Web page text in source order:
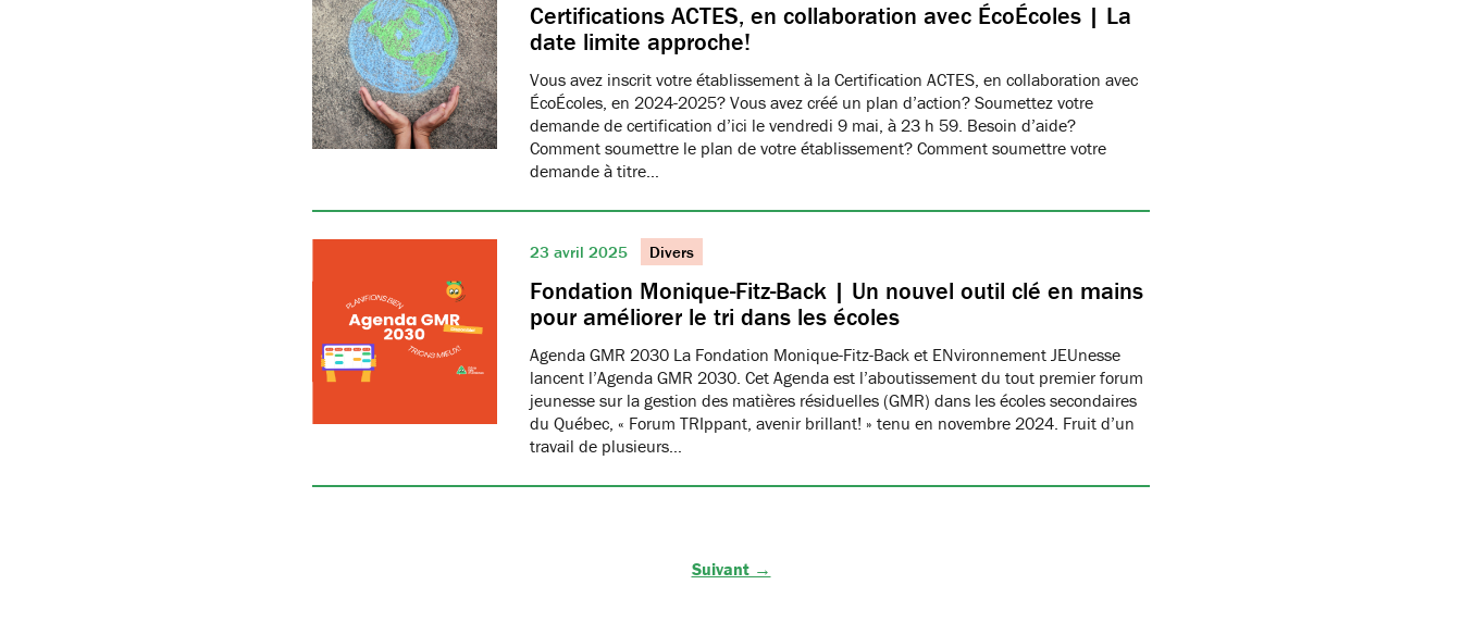
Certifications ACTES, en collaboration avec ÉcoÉcoles | La
date limite approche!
Vous avez inscrit votre établissement à la Certification ACTES, en collaboration avec
ÉcoÉcoles, en 2024-2025? Vous avez créé un plan d’action? Soumettez votre
demande de certification d’ici le vendredi 9 mai, à 23 h 59. Besoin d’aide?
Comment soumettre le plan de votre établissement? Comment soumettre votre
demande à titre…
23 avril 2025 Divers
Fondation Monique-Fitz-Back | Un nouvel outil clé en mains
pour améliorer le tri dans les écoles
Agenda GMR 2030 La Fondation Monique-Fitz-Back et ENvironnement JEUnesse
lancent l’Agenda GMR 2030. Cet Agenda est l’aboutissement du tout premier forum
jeunesse sur la gestion des matières résiduelles (GMR) dans les écoles secondaires
du Québec, « Forum TRIppant, avenir brillant! » tenu en novembre 2024. Fruit d’un
travail de plusieurs…
Suivant →